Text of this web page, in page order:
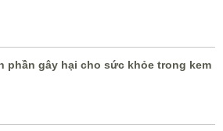
phần gây hại cho sức khỏe trong kem